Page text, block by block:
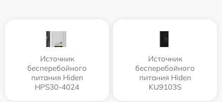
Источник
бесперебойного
питания Hiden
HPS30-4024
Источник
бесперебойного
питания Hiden
KU9103S